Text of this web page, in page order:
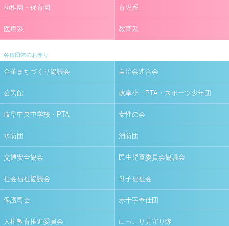
幼稚園・保育園 育児系
医療系 教育系
各種団体のお便り
金華まちづくり協議会 自治会連合会
公民館 岐阜小・PTA・スポーツ少年団
岐阜中央中学校・PTA 女性の会
水防団 消防団
交通安全協会 民生児童委員会協議会
社会福祉協議会 母子福祉会
保護司会 赤十字奉仕団
人権教育推進委員会 にっこり見守り隊